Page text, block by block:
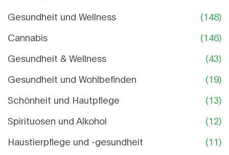
Gesundheit und Wellness
(148)
Cannabis
(146)
Gesundheit & Wellness
(43)
Gesundheit und Wohlbefinden
(19)
Schönheit und Hautpflege
(13)
Spirituosen und Alkohol
(12)
Haustierpflege und -gesundheit
(11)